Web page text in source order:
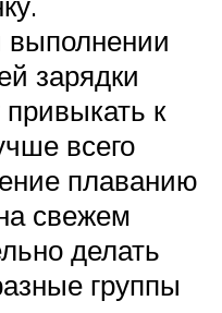
зарядки
привыкать к
всего
плаванию
свежем
делать
группы